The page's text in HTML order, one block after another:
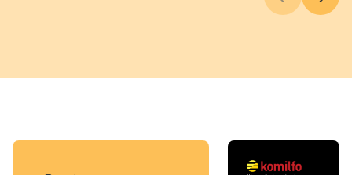
Précédent